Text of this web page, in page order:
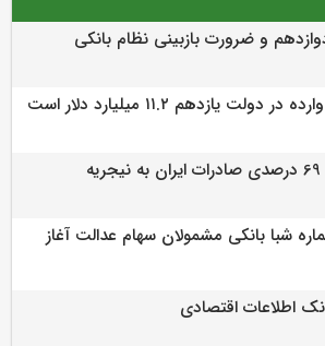
و ضرورت بازبینی نظام بانکی
دولت یازدهم ۱۱.۲ میلیارد دلار است
شبا بانکی مشمولان سهام عدالت آغاز
اطلاعات اقتصادی